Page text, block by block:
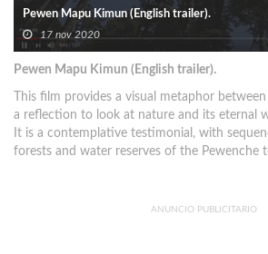
Pewen Mapu Kimun (English trailer).
17 nov 2020
Pewen Mapu Kimun (English trailer).
This film provides a visual metaphor
a reflection to look at nature and its eternal
It is a contemplative testimonial, with
forests and water reserves of the Pewenche
ANUNCIO PUBLICITARIO